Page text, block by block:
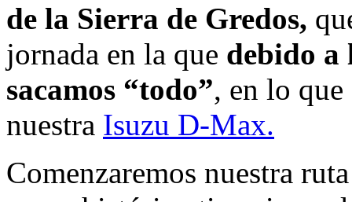
de la Sierra de Gredos,
jornada en la que debido a
sacamos “todo”, en lo
nuestra Isuzu D-Max.
Comenzaremos nuestra